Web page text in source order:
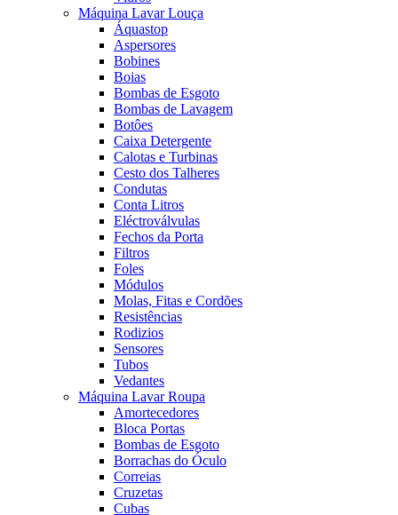
Máquina Lavar Louça
Áquastop
Aspersores
Bobines
Boias
Bombas de Esgoto
Bombas de Lavagem
Botôes
Caixa Detergente
Calotas e Turbinas
Cesto dos Talheres
Condutas
Conta Litros
Eléctroválvulas
Fechos da Porta
Filtros
Foles
Módulos
Molas, Fitas e Cordões
Resistências
Rodizios
Sensores
Tubos
Vedantes
Máquina Lavar Roupa
Amortecedores
Bloca Portas
Bombas de Esgoto
Borrachas do Óculo
Correias
Cruzetas
Cubas